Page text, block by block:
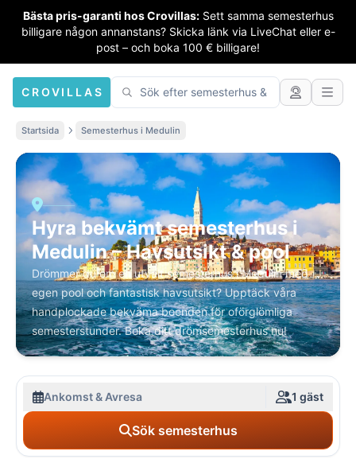
Bästa pris-garanti hos Crovillas: Sett samma semesterhus
billigare någon annanstans? Skicka länk via LiveChat eller e-
post – och boka 100 € billigare!
CROVILLAS
Startsida Semesterhus i Medulin
Hyra bekvämt semesterhus i
Medulin – Havsutsikt & pool
Drömmer du om en utvalt semesterhus i Medulin med
egen pool och fantastisk havsutsikt? Upptäck våra
handplockade bekväma boenden för oförglömliga
semesterstunder. Boka ditt drömsemesterhus nu!
Ankomst & Avresa 1 gäst
Sök semesterhus